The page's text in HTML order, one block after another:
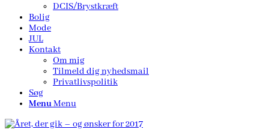
DCIS/Brystkræft
Bolig
Mode
JUL
Kontakt
Om mig
Tilmeld dig nyhedsmail
Privatlivspolitik
Søg
MenuMenu